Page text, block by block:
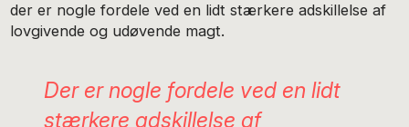
der er nogle fordele ved en lidt stærkere adskillelse af
lovgivende og udøvende magt.
Der er nogle fordele ved en lidt
stærkere adskillelse af